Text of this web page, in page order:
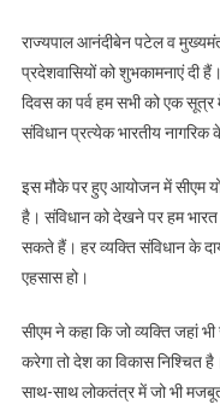
राज्यपाल आनंदीबेन पटेल व
प्रदेशवासियों को शुभकामनाएं दी
दिवस का पर्व हम सभी को एक सूत्र
संविधान प्रत्येक भारतीय नागरिक
इस मौके पर हुए आयोजन में सीएम
है। संविधान को देखने पर हम
सकते हैं। हर व्यक्ति संविधान के
एहसास हो।
सीएम ने कहा कि जो व्यक्ति जहां
करेगा तो देश का विकास निश्चित
साथ-साथ लोकतंत्र में जो भी